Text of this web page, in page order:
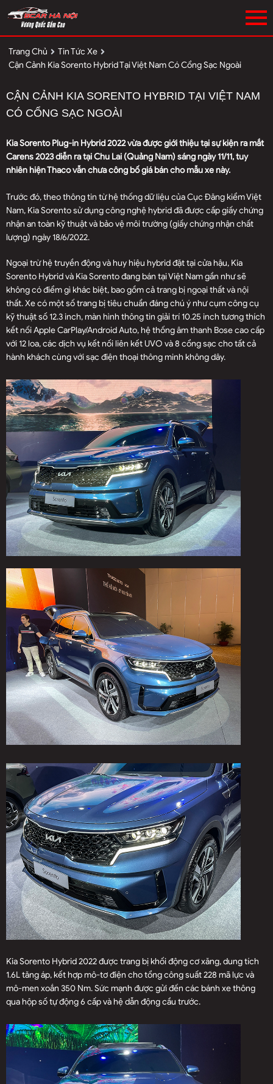
Trang Chủ
Tin Tức Xe
Cận Cảnh Kia Sorento Hybrid Tại Việt Nam Có Cổng Sạc Ngoài
CẬN CẢNH KIA SORENTO HYBRID TẠI VIỆT NAM
CÓ CỔNG SẠC NGOÀI
Kia Sorento Plug-in Hybrid 2022 vừa được giới thiệu tại sự kiện ra mắt
Carens 2023 diễn ra tại Chu Lai (Quảng Nam) sáng ngày 11/11, tuy
nhiên hiện Thaco vẫn chưa công bố giá bán cho mẫu xe này.
Trước đó, theo thông tin từ hệ thống dữ liệu của Cục Đăng kiểm Việt
Nam, Kia Sorento sử dụng công nghệ hybrid đã được cấp giấy chứng
nhận an toàn kỹ thuật và bảo vệ môi trường (giấy chứng nhận chất
lượng) ngày 18/6/2022.
Ngoại trừ hệ truyền động và huy hiệu hybrid đặt tại cửa hậu, Kia
Sorento Hybrid và Kia Sorento đang bán tại Việt Nam gần như sẽ
không có điểm gì khác biệt, bao gồm cả trang bị ngoại thất và nội
thất. Xe có một số trang bị tiêu chuẩn đáng chú ý như cụm công cụ
kỹ thuật số 12.3 inch, màn hình thông tin giải trí 10.25 inch tương thích
kết nối Apple CarPlay/Android Auto, hệ thống âm thanh Bose cao cấp
với 12 loa, các dịch vụ kết nối liên kết UVO và 8 cổng sạc cho tất cả
hành khách cùng với sạc điện thoại thông minh không dây.
Kia Sorento Hybrid 2022 được trang bị khối động cơ xăng, dung tích
1.6L tăng áp, kết hợp mô-tơ điện cho tổng công suất 228 mã lực và
mô-men xoắn 350 Nm. Sức mạnh được gửi đến các bánh xe thông
qua hộp số tự động 6 cấp và hệ dẫn động cầu trước.